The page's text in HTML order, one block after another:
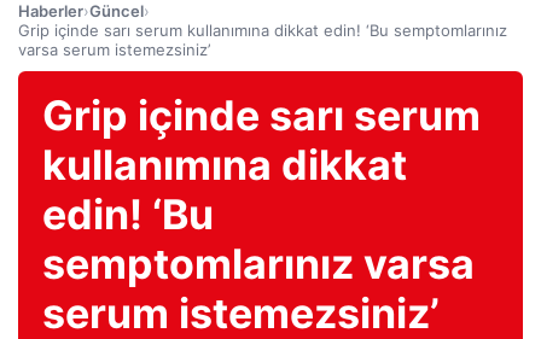
Haberler›Güncel›
Grip içinde sarı serum kullanımına dikkat edin! ‘Bu semptomlarınız
varsa serum istemezsiniz’
Grip içinde sarı serum
kullanımına dikkat
edin! ‘Bu
semptomlarınız varsa
serum istemezsiniz’